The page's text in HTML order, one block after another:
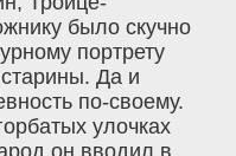
было скучно
портрету
Да и
по-своему.
улочках
он вводил в